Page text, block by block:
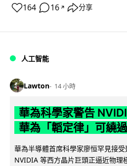
164 16 ↗ 分享
人工智能
Lawton 14 小時
華為科學家警告
華為「韜定律」可繞
華為半導體首席科學家廖恒罕見接
NVIDIA 等西方晶片巨頭正逼近物理